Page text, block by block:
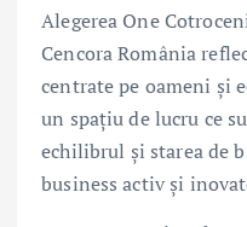
Alegerea One
Cencora România
centrate pe oameni și
un spațiu de lucru ce
echilibrul și starea de
business activ și